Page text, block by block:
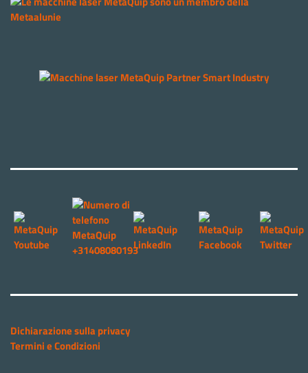
Dichiarazione sulla privacy
Termini e Condizioni